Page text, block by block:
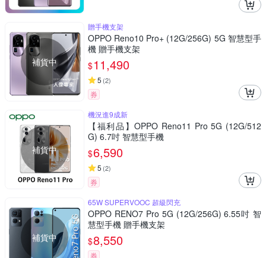
補貨中
贈手機支架
OPPO Reno10 Pro+ (12G/256G) 5G 智慧型手
機 贈手機支架
$11,490
5 (2)
券
補貨中
機況進9成新
【福利品】OPPO Reno11 Pro 5G (12G/512
G) 6.7吋 智慧型手機
$6,590
5 (2)
券
補貨中
65W SUPERVOOC 超級閃充
OPPO RENO7 Pro 5G (12G/256G) 6.55吋 智
慧型手機 贈手機支架
$8,550
券